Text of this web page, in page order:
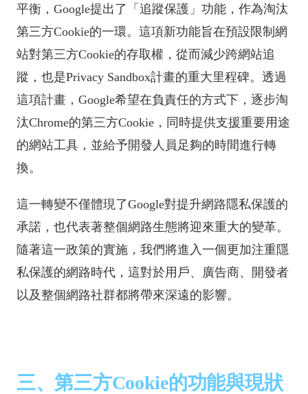
平衡，Google提出了「追蹤保護」功能，作為淘汰
第三方Cookie的一環。這項新功能旨在預設限制網
站對第三方Cookie的存取權，從而減少跨網站追
蹤，也是Privacy Sandbox計畫的重大里程碑。透過
這項計畫，Google希望在負責任的方式下，逐步淘
汰Chrome的第三方Cookie，同時提供支援重要用途
的網站工具，並給予開發人員足夠的時間進行轉
換。
這一轉變不僅體現了Google對提升網路隱私保護的
承諾，也代表著整個網路生態將迎來重大的變革。
隨著這一政策的實施，我們將進入一個更加注重隱
私保護的網路時代，這對於用戶、廣告商、開發者
以及整個網路社群都將帶來深遠的影響。
三、第三方Cookie的功能與現狀